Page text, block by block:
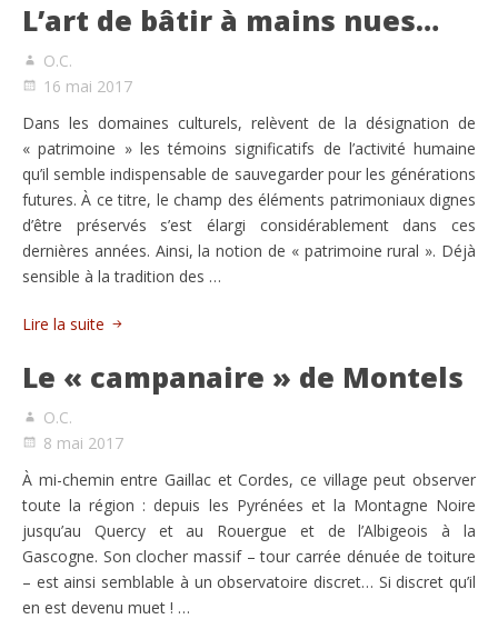
L’art de bâtir à mains nues…
O.C.
16 mai 2017
Dans les domaines culturels, relèvent de la désignation de
« patrimoine » les témoins significatifs de l’activité humaine
qu’il semble indispensable de sauvegarder pour les générations
futures. À ce titre, le champ des éléments patrimoniaux dignes
d’être préservés s’est élargi considérablement dans ces
dernières années. Ainsi, la notion de « patrimoine rural ». Déjà
sensible à la tradition des …
Lire la suite
Le « campanaire » de Montels
O.C.
8 mai 2017
À mi-chemin entre Gaillac et Cordes, ce village peut observer
toute la région : depuis les Pyrénées et la Montagne Noire
jusqu’au Quercy et au Rouergue et de l’Albigeois à la
Gascogne. Son clocher massif – tour carrée dénuée de toiture
– est ainsi semblable à un observatoire discret… Si discret qu’il
en est devenu muet ! …